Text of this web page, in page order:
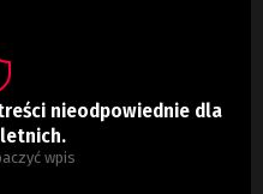
nieodpowiednie dla
wpis